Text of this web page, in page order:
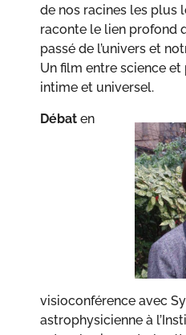
de nos racines les plus
raconte le lien profond
passé de l’univers et
Un film entre science
intime et universel.
Débat en
visioconférence avec
astrophysicienne à